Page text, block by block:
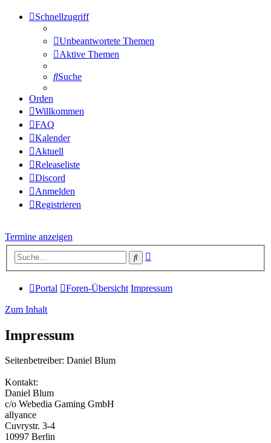
Schnellzugriff
Unbeantwortete Themen
Aktive Themen
Suche
Orden
Willkommen
FAQ
Kalender
Aktuell
Releaseliste
Discord
Anmelden
Registrieren
Termine anzeigen
Suche
Portal Foren-Übersicht Impressum
Zum Inhalt
Impressum
Seitenbetreiber: Daniel Blum
Kontakt:
Daniel Blum
c/o Webedia Gaming GmbH
allyance
Cuvrystr. 3-4
10997 Berlin